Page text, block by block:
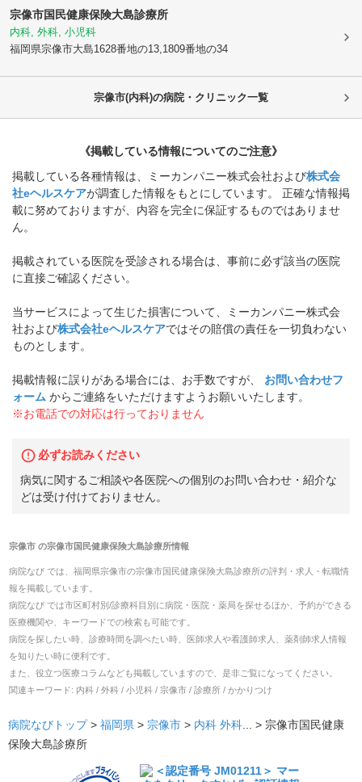
宗像市国民健康保険大島診療所
内科, 外科, 小児科
福岡県宗像市大島1628番地の13,1809番地の34
宗像市(内科)の病院・クリニック一覧
《掲載している情報についてのご注意》
掲載している各種情報は、ミーカンパニー株式会社および株式会
社eヘルスケアが調査した情報をもとにしています。 正確な情報掲
載に努めておりますが、内容を完全に保証するものではありませ
ん。
掲載されている医院を受診される場合は、事前に必ず該当の医院
に直接ご確認ください。
当サービスによって生じた損害について、ミーカンパニー株式会
社および株式会社eヘルスケアではその賠償の責任を一切負わない
ものとします。
掲載情報に誤りがある場合には、お手数ですが、
お問い合わせフ
ォーム からご連絡をいただけますようお願いいたします。
※お電話での対応は行っておりません
必ずお読みください
病気に関するご相談や各医院への個別のお問い合わせ・紹介な
どは受け付けておりません。
宗像市の宗像市国民健康保険大島診療所情報
病院なび では、 福岡県宗像市の宗像市国民健康保険大島診療所の評判・求人・転職情
報を掲載しています。
病院なび では市区町村別/診療科目別に病院・医院・薬局を探せるほか、予約ができる
医療機関や、キーワードでの検索も可能です。
病院を探したい時、診療時間を調べたい時、医師求人や看護師求人、薬剤師求人情報
を知りたい時に便利です。
また、役立つ医療コラムなども掲載していますので、是非ご覧になってください。
関連キーワード: 内科 / 外科 / 小児科 / 宗像市 / 診療所 / かかりつけ
病院なびトップ > 福岡県 > 宗像市 > 内科 外科... > 宗像市国民健康
保険大島診療所